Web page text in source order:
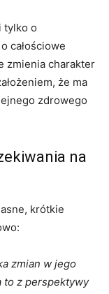
tylko o
całościowe
zmienia charakter
że ma
zdrowego
na
krótkie
zmian w jego
to z perspektywy